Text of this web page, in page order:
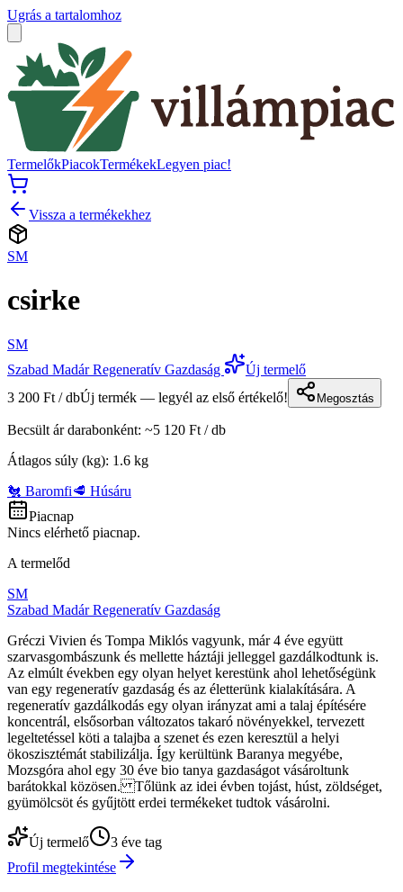
Ugrás a tartalomhoz
TermelőkPiacokTermékekLegyen piac!
Vissza a termékekhez
SM
csirke
SM
Szabad Madár Regeneratív Gazdaság
Új termelő
3 200 Ft / dbÚj termék — legyél az első értékelő! Megosztás
Becsült ár darabonként: ~5 120 Ft /db
Átlagos súly (kg): 1.6 kg
🐔 Baromfi🥩 Húsáru
Piacnap
Nincs elérhető piacnap.
A termelőd
SM
Szabad Madár Regeneratív Gazdaság
Gréczi Vivien és Tompa Miklós vagyunk, már 4 éve együtt
szarvasgombászunk és mellette háztáji jelleggel gazdálkodtunk is.
Az elmúlt években egy olyan helyet kerestünk ahol lehetőségünk
van egy regeneratív gazdaság és az életterünk kialakítására. A
regeneratív gazdálkodás egy olyan irányzat ami a talaj építésére
koncentrál, elsősorban változatos takaró növényekkel, tervezett
legeltetéssel köti a talajba a szenet és ezen keresztül a helyi
ökoszisztémát stabilizálja. Így kerültünk Baranya megyébe,
Mozsgóra ahol egy 30 éve bio tanya gazdaságot vásároltunk
barátokkal közösen. Tőlünk az idei évben tojást, húst, zöldséget,
gyümölcsöt és gyűjtött erdei termékeket tudtok vásárolni.
Új termelő
3 éve tag
Profil megtekintése